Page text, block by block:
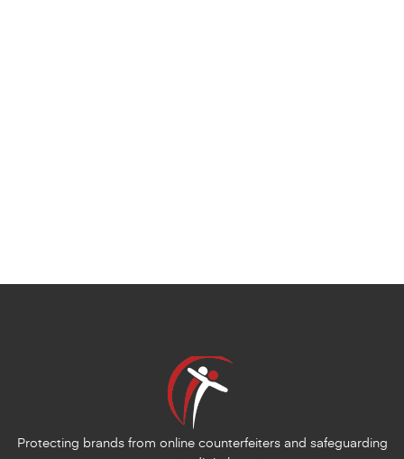
Protecting brands from online counterfeiters and safeguarding